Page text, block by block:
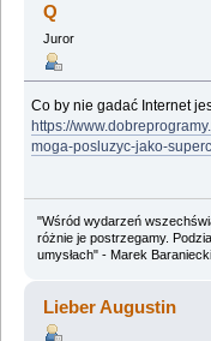
Q
Juror
Co by nie gadać Internet
https://
moga-posluzyc-jako-
"Wśród wydarzeń
różnie je postrzegamy.
umysłach" - Marek Baraniecki
Lieber Augustin